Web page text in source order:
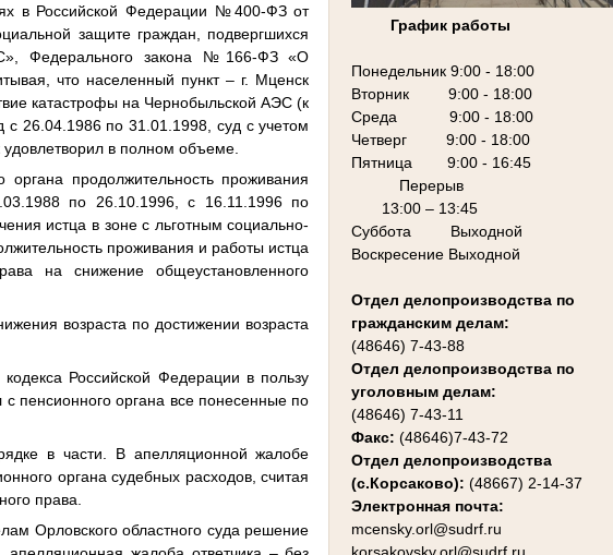
График работы
Понедельник 9:00 - 18:00
Вторник 9:00 - 18:00
Среда 9:00 - 18:00
Четверг 9:00 - 18:00
Пятница 9:00 - 16:45
Перерыв
13:00 – 13:45
Суббота Выходной
Воскресение Выходной
Отдел делопроизводства по
гражданским делам:
(48646) 7-43-88
Отдел делопроизводства по
уголовным делам:
(48646) 7-43-11
Факс: (48646)7-43-72
Отдел делопроизводства
(с.Корсаково): (48667) 2-14-37
Электронная почта:
mcensky.orl@sudrf.ru
в Российской Федерации №400-ФЗ от
защите граждан, подвергшихся
Федерального закона №166-ФЗ «О
что населенный пункт – г. Мценск
катастрофы на Чернобыльской АЭС (к
с 26.04.1986 по 31.01.1998, суд с учетом
удовлетворил в полном объеме.
продолжительность проживания
по 26.10.1996, с 16.11.1996 по
истца в зоне с льготным социально-
проживания и работы истца
на снижение общеустановленного
возраста по достижении возраста
Российской Федерации в пользу
с пенсионного органа все понесенные по
в части. В апелляционной жалобе
органа судебных расходов, считая
права.
Орловского областного суда решение